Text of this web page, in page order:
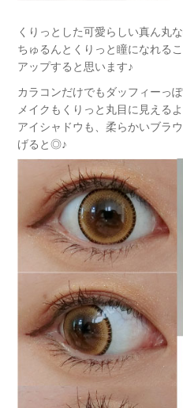
くりっとした可愛らしい真ん丸
ちゅるんとくりっと瞳になれる
アップすると思います♪
カラコンだけでもダッフィーっ
メイクもくりっと丸目に見える
アイシャドウも、柔らかいブラ
げると◎♪